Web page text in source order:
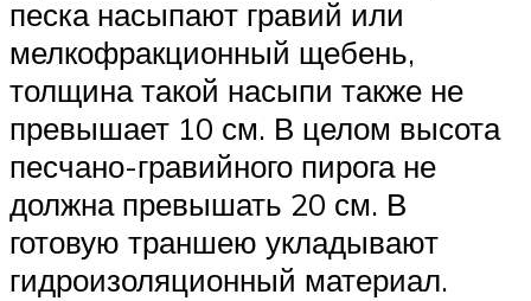
песка насыпают гравий или
мелкофракционный щебень,
толщина такой насыпи также не
превышает 10 см. В целом высота
песчано-гравийного пирога не
должна превышать 20 см. В
готовую траншею укладывают
гидроизоляционный материал.